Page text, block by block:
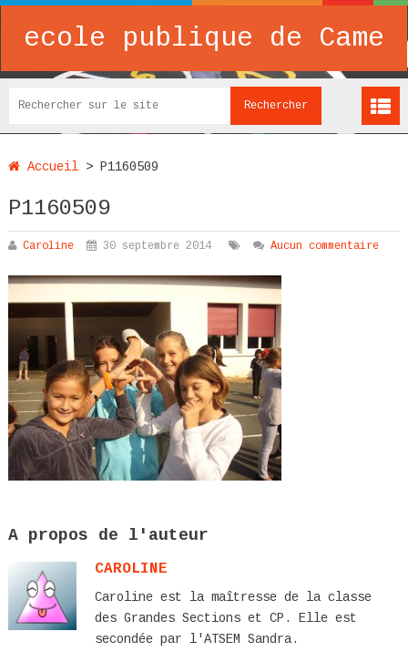
ecole publique de Came
Accueil> P1160509
P1160509
Caroline 30 septembre 2014 Aucun commentaire
A propos de l'auteur
CAROLINE
Caroline est la maîtresse de la classe
des Grandes Sections et CP. Elle est
secondée par l'ATSEM Sandra.